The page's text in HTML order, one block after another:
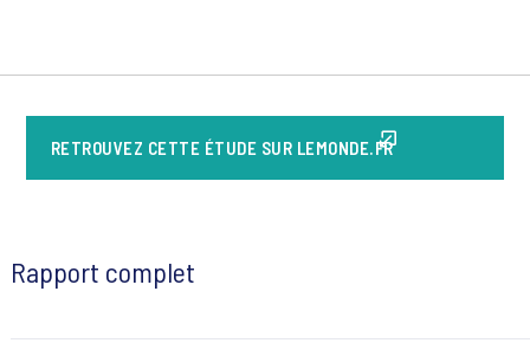
RETROUVEZ CETTE ÉTUDE SUR LEMONDE.FR
Rapport complet